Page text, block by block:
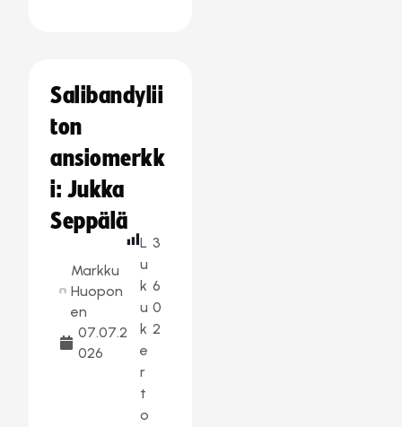
Salibandylii
ton
ansiomerkk
i: Jukka
Seppälä
Markku
Huopon
en
07.07.2
026
L
u
k
u
k
e
r
t
o
3
6
0
2